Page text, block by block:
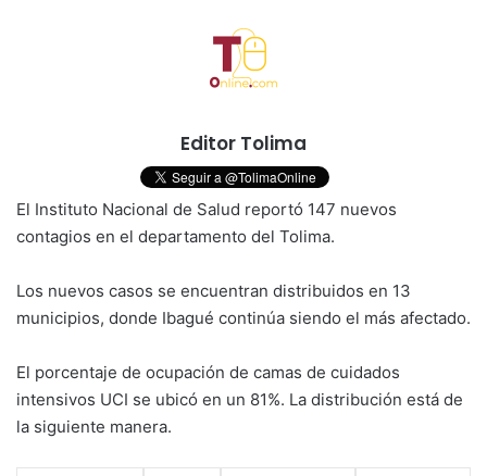
Editor Tolima
El Instituto Nacional de Salud reportó 147 nuevos
contagios en el departamento del Tolima.
Los nuevos casos se encuentran distribuidos en 13
municipios, donde Ibagué continúa siendo el más afectado.
El porcentaje de ocupación de camas de cuidados
intensivos UCI se ubicó en un 81%. La distribución está de
la siguiente manera.